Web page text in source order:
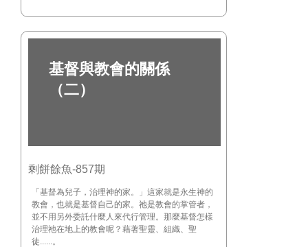
基督與教會的關係
（二）
剩餅餘魚-857期
「基督為兒子，治理神的家。」這家就是永生神的
教會，也就是基督自己的家。祂是教會的掌管者，
並不用另外委託什麼人來代行管理。那麼基督怎樣
治理祂在地上的教會呢？藉著聖靈、組織、聖
徒......。